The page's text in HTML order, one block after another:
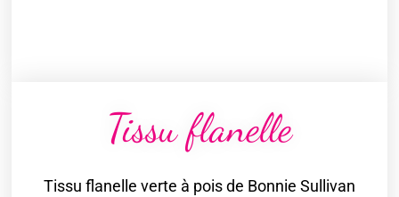
Tissu flanelle
Tissu flanelle verte à pois de Bonnie Sullivan